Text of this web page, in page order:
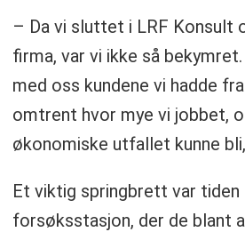
– Da vi sluttet i LRF Konsult
firma, var vi ikke så
med oss kundene vi hadde
omtrent hvor mye vi jobbet,
økonomiske utfallet kunne
Et viktig springbrett var tiden
forsøksstasjon, der de blant